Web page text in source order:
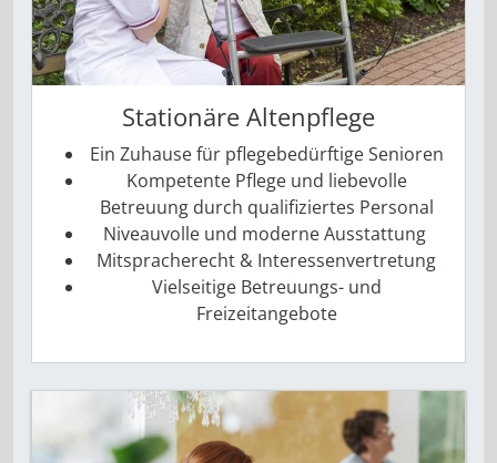
Stationäre Altenpflege
Ein Zuhause für pflegebedürftige Senioren
Kompetente Pflege und liebevolle
Betreuung durch qualifiziertes Personal
Niveauvolle und moderne Ausstattung
Mitspracherecht & ­Interessenvertretung
Vielseitige Betreuungs- und
Freizeitangebote